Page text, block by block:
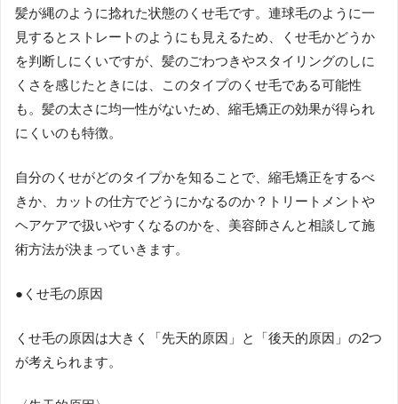
髪が縄のように捻れた状態のくせ毛です。連球毛のように一
見するとストレートのようにも見えるため、くせ毛かどうか
を判断しにくいですが、髪のごわつきやスタイリングのしに
くさを感じたときには、このタイプのくせ毛である可能性
も。髪の太さに均一性がないため、縮毛矯正の効果が得られ
にくいのも特徴。
自分のくせがどのタイプかを知ることで、縮毛矯正をするべ
きか、カットの仕方でどうにかなるのか？トリートメントや
ヘアケアで扱いやすくなるのかを、美容師さんと相談して施
術方法が決まっていきます。
●くせ毛の原因
くせ毛の原因は大きく「先天的原因」と「後天的原因」の2つ
が考えられます。